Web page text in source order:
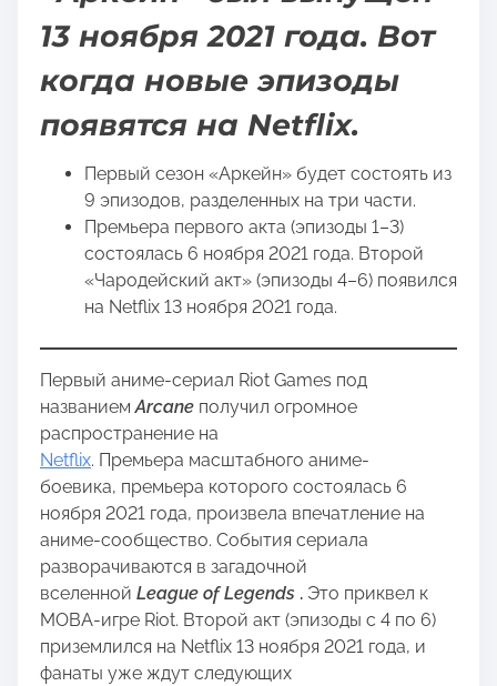
t
n
13 ноября 2021 года. Вот
когда новые эпизоды
появятся на Netflix.
Первый сезон «Аркейн» будет состоять из
9 эпизодов, разделенных на три части.
Премьера первого акта (эпизоды 1–3)
состоялась 6 ноября 2021 года. Второй
«Чародейский акт» (эпизоды 4–6) появился
на Netflix 13 ноября 2021 года.
Первый аниме-сериал Riot Games под
названиемArcane получил огромное
распространение на
Netflix. Премьера масштабного аниме-
боевика, премьера которого состоялась 6
ноября 2021 года, произвела впечатление на
аниме-сообщество. События сериала
разворачиваются в загадочной
вселенной League of Legends . Это приквел к
MOBA-игре Riot. Второй акт (эпизоды с 4 по 6)
приземлился на Netflix 13 ноября 2021 года, и
фанаты уже ждут следующих